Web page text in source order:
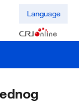
Language